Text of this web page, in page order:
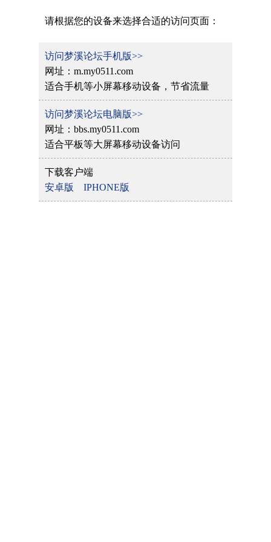
请根据您的设备来选择合适的访问页面：
访问梦溪论坛手机版>>
网址：m.my0511.com
适合手机等小屏幕移动设备，节省流量
访问梦溪论坛电脑版>>
网址：bbs.my0511.com
适合平板等大屏幕移动设备访问
下载客户端
安卓版
IPHONE版